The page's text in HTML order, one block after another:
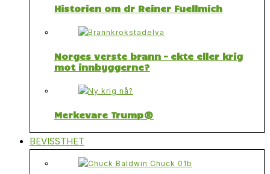
Historien om dr Reiner Fuellmich
Norges verste brann – ekte eller krig
mot innbyggerne?
Merkevare Trump®
BEVISSTHET